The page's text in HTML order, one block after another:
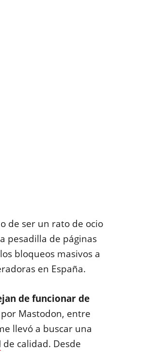
de ser un rato de ocio
pesadilla de páginas
bloqueos masivos a
en España.
de funcionar de
Mastodon, entre
llevó a buscar una
de calidad. Desde